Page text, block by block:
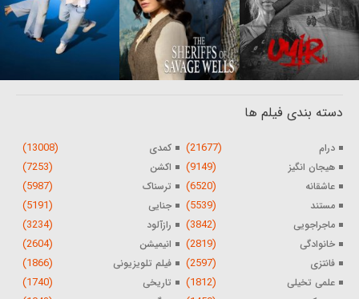
دسته بندی فیلم ها
درام (21677) کمدی (13008)
هیجان انگیز (9149) اکشن (7253)
عاشقانه (6520) ترسناک (5987)
مستند (5539) جنایی (5191)
ماجراجویی (3842) رازآلود (3234)
خانوادگی (2819) انیمیشن (2604)
فانتزی (2597) فیلم تلویزیونی (1866)
علمی تخیلی (1812) تاریخی (1740)